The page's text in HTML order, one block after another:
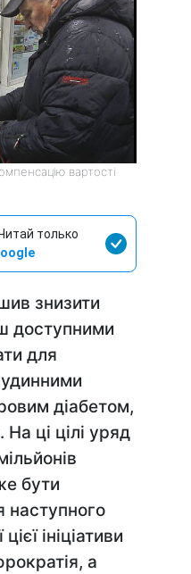
вартості
только
знизити
доступними
для
діабетом,
ці цілі уряд
бути
наступного
ініціативи
а